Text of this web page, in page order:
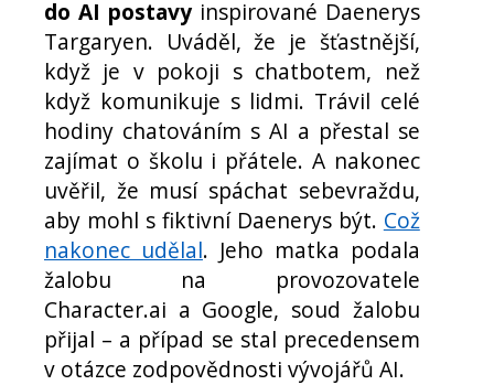
do AI postavyinspirované Daenerys
Targaryen. Uváděl, že je šťastnější,
když je v pokoji s chatbotem, než
když komunikuje s lidmi. Trávil celé
hodiny chatováním s AI a přestal se
zajímat o školu i přátele. A nakonec
uvěřil, že musí spáchat sebevraždu,
aby mohl s fiktivní Daenerys být. Což
nakonec udělal. Jeho matka podala
žalobu na provozovatele
Character.ai a Google, soud žalobu
přijal – a případ se stal precedensem
v otázce zodpovědnosti vývojářů AI.